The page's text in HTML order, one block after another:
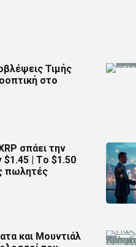
Τιμής
στο
σπάει την
$1.45 | Τo $1.50
πωλητές
και Μουντιάλ